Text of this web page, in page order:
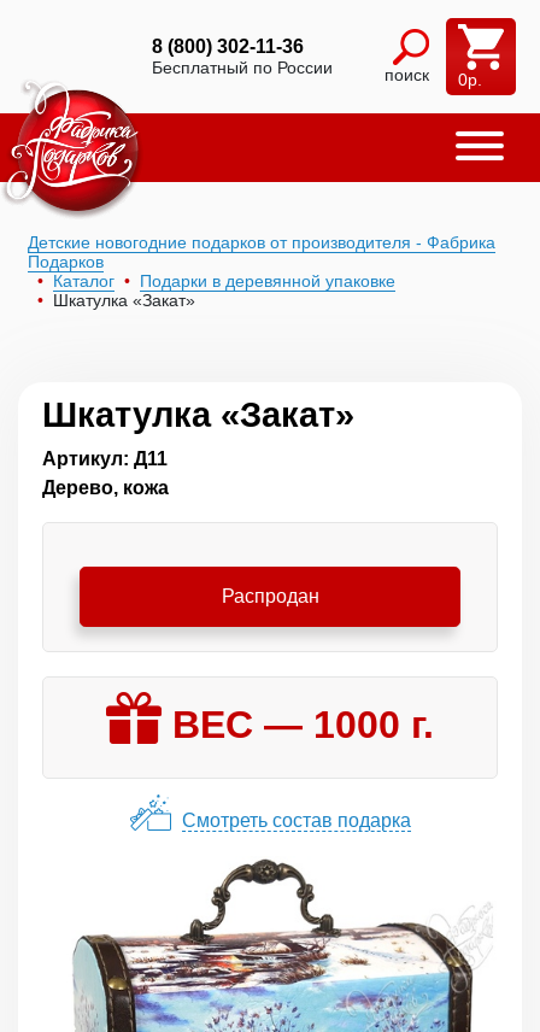
8 (800) 302-11-36
Бесплатный по России поиск 0р.
Детские новогодние подарков от производителя - Фабрика
Подарков
Каталог
Подарки в деревянной упаковке
Шкатулка «Закат»
Шкатулка «Закат»
Артикул: Д11
Дерево, кожа
Распродан
ВЕС — 1000 г.
Смотреть состав подарка